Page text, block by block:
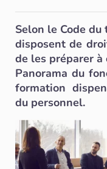
Selon le Code
disposent de
de les préparer
Panorama du
formation
du personnel.